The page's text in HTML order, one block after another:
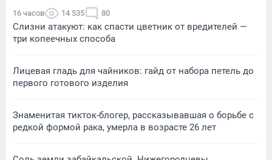
16 часов 14 535 80
Слизни атакуют: как спасти цветник от вредителей —
три копеечных способа
Лицевая гладь для чайников: гайд от набора петель до
первого готового изделия
Знаменитая тикток-блогер, рассказывавшая о борьбе с
редкой формой рака, умерла в возрасте 26 лет